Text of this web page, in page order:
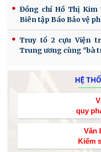
Đồng chí Hồ Thị Kim
Biên tập Báo Bảo vệ
Truy tố 2 cựu Viện
Trung ương cùng "bà
HỆ
quy
Văn
Kiểm